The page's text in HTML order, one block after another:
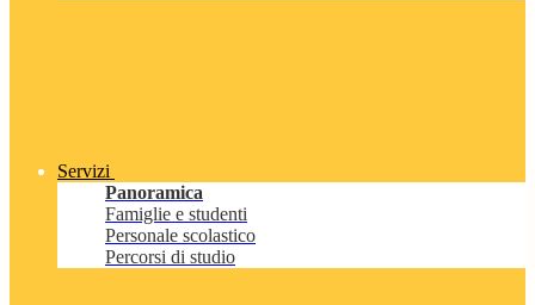
Servizi
Panoramica
Famiglie e studenti
Personale scolastico
Percorsi di studio